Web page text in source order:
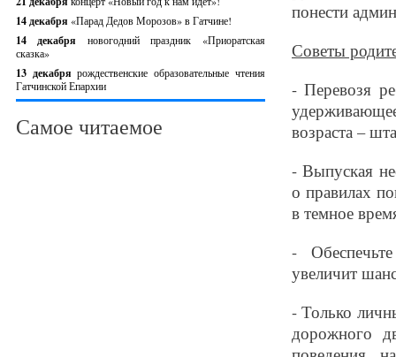
14 декабря «Парад Дедов Морозов» в Гатчине!
14 декабря новогодний праздник «Приоратская
сказка»
13 декабрярождественские образовательные чтения
Гатчинской Епархии
Самое читаемое
понести
Советы
- Перевозя
возраста –
- Выпуская
о правилах
в темное
-
увеличит
- Только
дорожного